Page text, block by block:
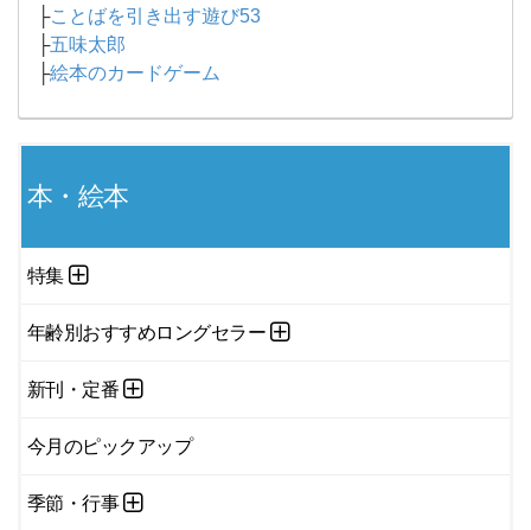
├ことばを引き出す遊び53
├五味太郎
├絵本のカードゲーム
本・絵本
特集
年齢別おすすめロングセラー
新刊・定番
今月のピックアップ
季節・行事